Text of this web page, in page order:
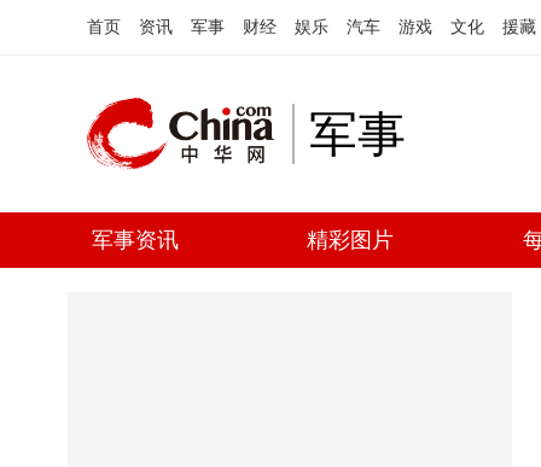
首页 资讯 军事 财经 娱乐 汽车 游戏 文化 援藏
军事
军事资讯 精彩图片